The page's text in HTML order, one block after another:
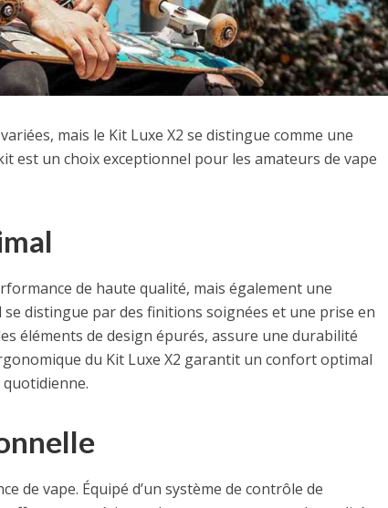
mais le Kit Luxe X2 se distingue comme une
est un choix exceptionnel pour les amateurs de vape
de haute qualité, mais également une
distingue par des finitions soignées et une prise en
éléments de design épurés, assure une durabilité
du Kit Luxe X2 garantit un confort optimal
de vape. Équipé d’un système de contrôle de